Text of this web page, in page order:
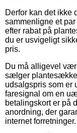
Derfor kan det ikke
sammenligne et
efter rabat på
du er usvigeligt
pris.
Du må alligevel
sælger plantesække
udsalgspris som er
faresignal om en
betalingskort er på
anordning, der
internet forretninger.